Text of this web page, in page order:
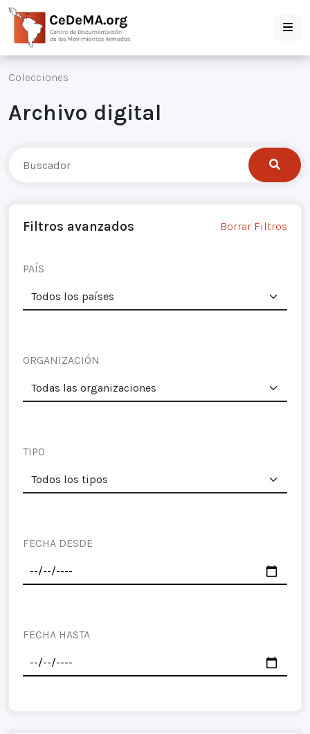
Colecciones
Archivo digital
Filtros avanzados Borrar Filtros
PAÍS
ORGANIZACIÓN
TIPO
FECHA DESDE
FECHA HASTA